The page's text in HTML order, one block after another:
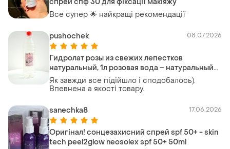
Все супер 🌟 найкращі рекомендації
pushochek 08.07.2026
Гидролат розы из свежих лепестков
натуральный, 1л розовая вода – натуральный
тоник для сухой и чувствительной кожи
Як завжди все підійшло і сподобалось).
Впевнена а якості товару.
sanechka8 17.06.2026
Оригінал! сонцезахисний спрей spf 50+ - skin
tech peel2glow neosolex spf 50+ 50ml